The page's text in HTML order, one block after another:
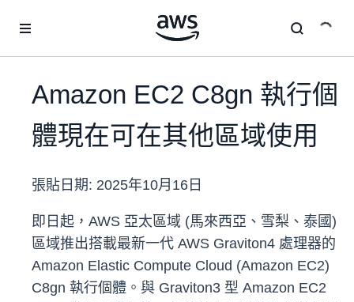
Amazon EC2 C8gn 執行個
體現在可在其他區域使用
張貼日期: 2025年10月16日
即日起，AWS 亞太區域 (馬來西亞、雪梨、泰國)
區域推出搭載最新一代 AWS Graviton4 處理器的
Amazon Elastic Compute Cloud (Amazon EC2)
C8gn 執行個體。與 Graviton3 型 Amazon EC2